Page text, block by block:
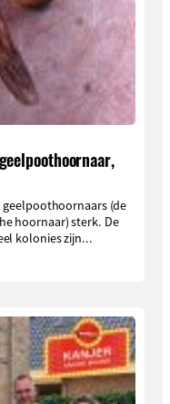
(de
hoornaar) sterk. De
kolonies zijn...